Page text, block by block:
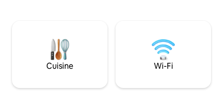
pièce, cuisine et deux chambres
doubles, ainsi que 4 alcôves avec 3 lits
superposés dans chacune. Peut-être
que vous voulez cuisiner sur un feu
nature d'aujourd'hui sont terminées ?
soirées
et d'une pause
Parfait pour les
familles à la
Cuisine Wi-Fi